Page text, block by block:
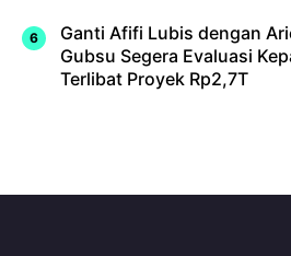
Ganti Afifi Lubis dengan
Gubsu Segera Evaluasi
Terlibat Proyek Rp2,7T